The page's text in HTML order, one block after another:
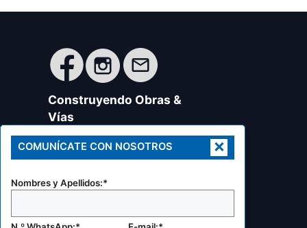
Construyendo Obras &
Vías
Revista especializada en
ingeniería civil, eléctrica, minera,
metalúrgica, transportes y
arquitectura, urbanismo y
disciplinas afines.
Celular:
COMUNÍCATE CON NOSOTROS ×
Nombres y Apellidos:*